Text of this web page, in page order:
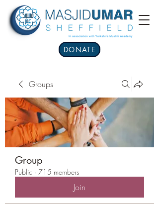
DONATE
Groups
Group
Public · 715 members
Join